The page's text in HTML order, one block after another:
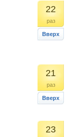
22
раз
Вверх
21
раз
Вверх
23